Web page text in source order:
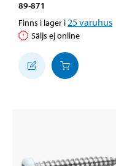
89-871
Finns i lager i 25varuhus
Säljs ej online